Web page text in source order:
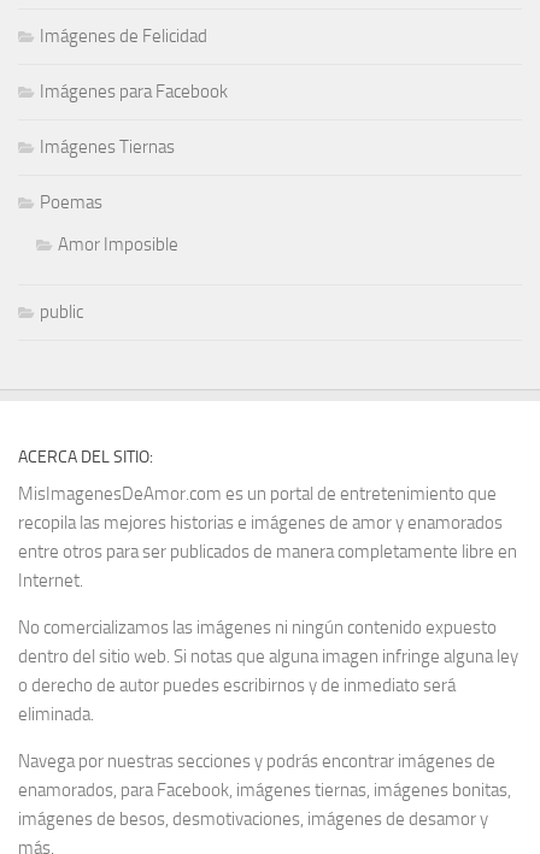
Imágenes de Felicidad
Imágenes para Facebook
Imágenes Tiernas
Poemas
Amor Imposible
public
ACERCA DEL SITIO:
MisImagenesDeAmor.com es un portal de entretenimiento que
recopila las mejores historias e imágenes de amor y enamorados
entre otros para ser publicados de manera completamente libre en
Internet.
No comercializamos las imágenes ni ningún contenido expuesto
dentro del sitio web. Si notas que alguna imagen infringe alguna ley
o derecho de autor puedes escribirnos y de inmediato será
eliminada.
Navega por nuestras secciones y podrás encontrar imágenes de
enamorados, para Facebook, imágenes tiernas, imágenes bonitas,
imágenes de besos, desmotivaciones, imágenes de desamor y
más.